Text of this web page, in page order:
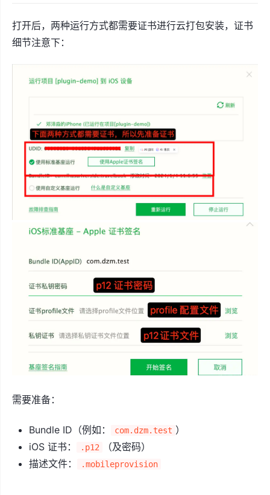
打开后，两种运行方式都需要证书进行云打包安装，证书
细节注意下：
需要准备：
Bundle ID（例如： com.dzm.test ）
iOS 证书：
.p12
（及密码）
描述文件：
.mobileprovision